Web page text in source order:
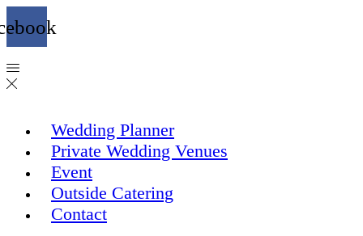
Wedding Planner
Private Wedding Venues
Event
Outside Catering
Contact